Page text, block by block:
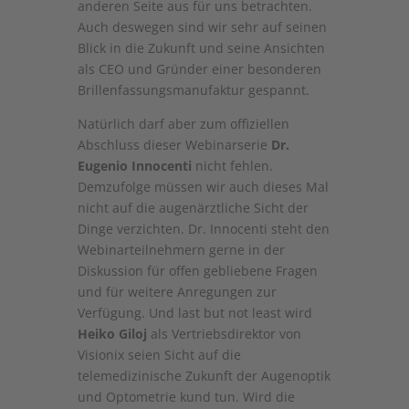
anderen Seite aus für uns betrachten.
Auch deswegen sind wir sehr auf seinen
Blick in die Zukunft und seine Ansichten
als CEO und Gründer einer besonderen
Brillenfassungsmanufaktur gespannt.
Natürlich darf aber zum offiziellen
Abschluss dieser Webinarserie Dr.
Eugenio Innocenti nicht fehlen.
Demzufolge müssen wir auch dieses Mal
nicht auf die augenärztliche Sicht der
Dinge verzichten. Dr. Innocenti steht den
Webinarteilnehmern gerne in der
Diskussion für offen gebliebene Fragen
und für weitere Anregungen zur
Verfügung. Und last but not least wird
Heiko Giloj als Vertriebsdirektor von
Visionix seien Sicht auf die
telemedizinische Zukunft der Augenoptik
und Optometrie kund tun. Wird die